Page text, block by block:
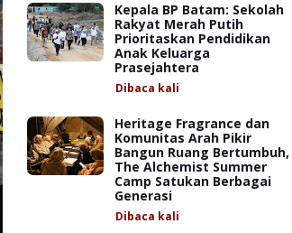
Kepala BP Batam: Sekolah
Rakyat Merah Putih
Prioritaskan Pendidikan
Anak Keluarga
Prasejahtera
Dibaca kali
Heritage Fragrance dan
Komunitas Arah Pikir
Bangun Ruang Bertumbuh,
The Alchemist Summer
Camp Satukan Berbagai
Generasi
Dibaca kali